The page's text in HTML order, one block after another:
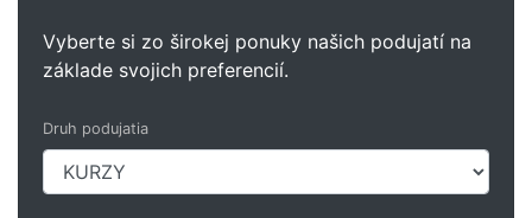
Vyberte si zo širokej ponuky našich podujatí na
základe svojich preferencií.
Druh podujatia